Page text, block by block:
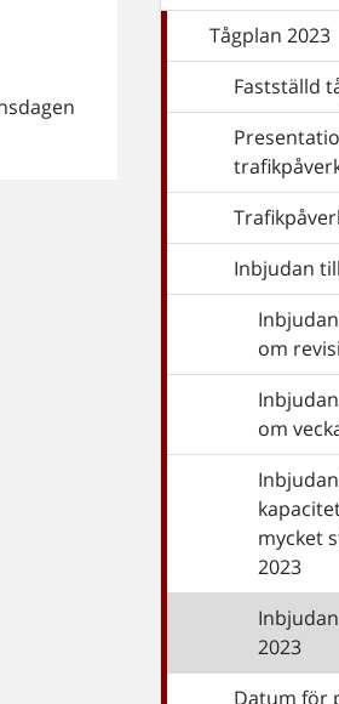
Tågplan 2023
Fastställd
Inbjudan
om
om
mycket
2023
2023
Datum för